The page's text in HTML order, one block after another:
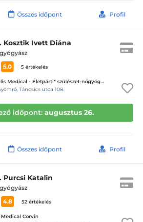
Összes időpont Profil
Kosztik Ivett Diána
5.0
5 értékelés
Vitalis Medical - Életpárti* szülészet-nőgyógyászati magánrendelő
Táncsics utca 108.
időpont: augusztus 26.
Összes időpont Profil
Purcsi Katalin
4.8
52 értékelés
Medical Corvin